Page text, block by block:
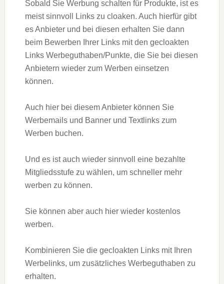
Sobald Sie Werbung schalten für Produkte, ist es
meist sinnvoll Links zu cloaken. Auch hierfür gibt
es Anbieter und bei diesen erhalten Sie dann
beim Bewerben Ihrer Links mit den gecloakten
Links Werbeguthaben/Punkte, die Sie bei diesen
Anbietern wieder zum Werben einsetzen
können.
Auch hier bei diesem Anbieter können Sie
Werbemails und Banner und Textlinks zum
Werben buchen.
Und es ist auch wieder sinnvoll eine bezahlte
Mitgliedsstufe zu wählen, um schneller mehr
werben zu können.
Sie können aber auch hier wieder kostenlos
werben.
Kombinieren Sie die gecloakten Links mit Ihren
Werbelinks, um zusätzliches Werbeguthaben zu
erhalten.